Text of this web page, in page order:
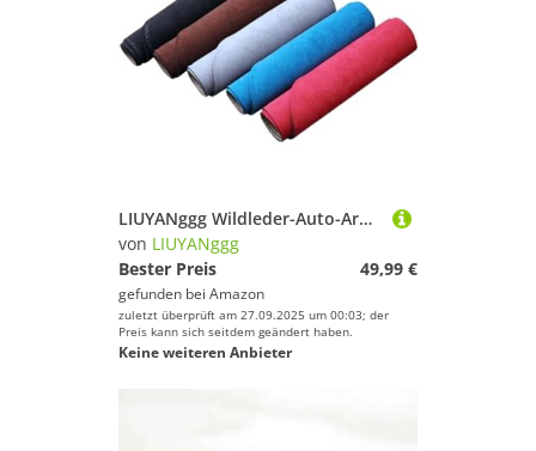
LIUYANggg Wildleder-Auto-Armaturenbrettmatte, Armaturenbrett-Pad, Teppich, passend für Volvo V40 2013 2014 2015 2016 2017–2019, Zubehör
von LIUYANggg
Bester Preis
49,99 €
gefunden bei Amazon
zuletzt überprüft am 27.09.2025 um 00:03; der
Preis kann sich seitdem geändert haben.
Keine weiteren Anbieter